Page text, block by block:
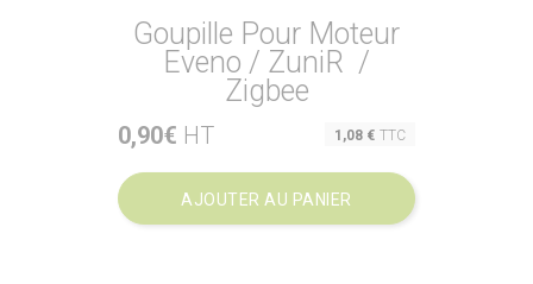
Goupille Pour Moteur
Eveno / ZuniR /
Zigbee
0,90€ HT Prix1,08 € TTC
AJOUTER AU PANIER